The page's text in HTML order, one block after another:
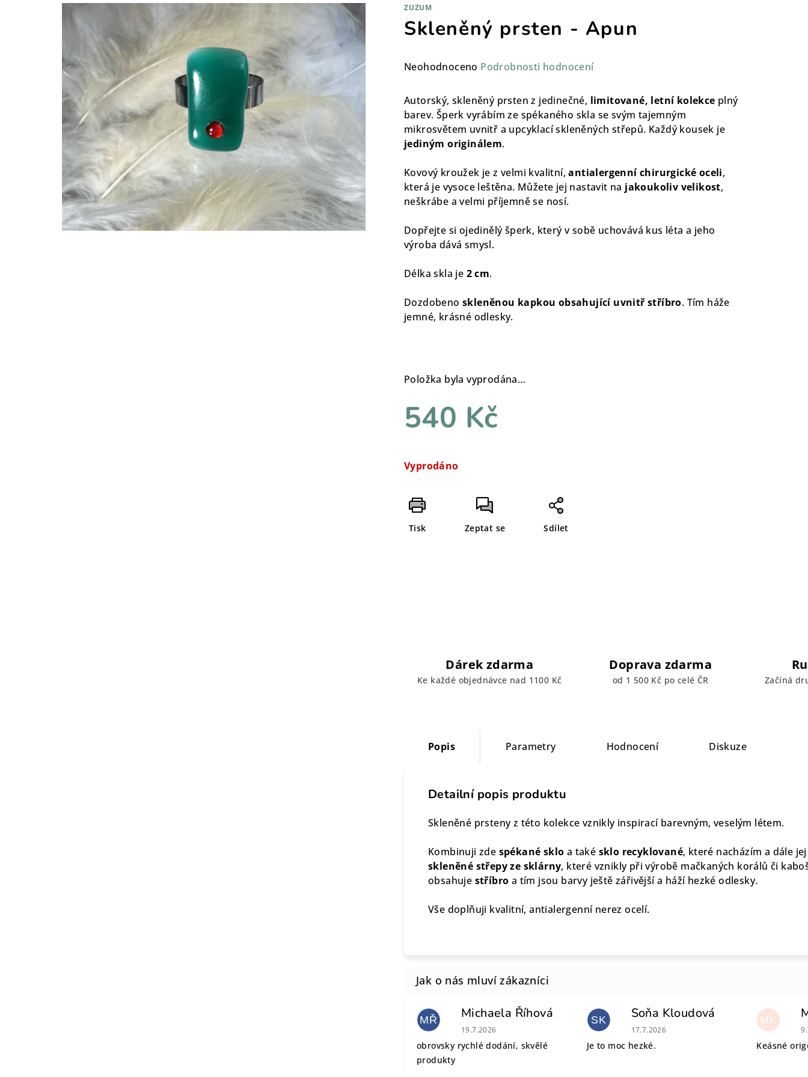
ZUZUM
Skleněný prsten - Apun
Průměrné
produktu
je
0,0
z
5
hvězdiček.
Neohodnoceno Podrobnosti hodnocení
Autorský, skleněný prsten z jedinečné, limitované, letní kolekce plný
barev. Šperk vyrábím ze spékaného skla se svým tajemným
mikrosvětem uvnitř a upcyklací skleněných střepů. Každý kousek je
jediným originálem.
Kovový kroužek je z velmi kvalitní,antialergenní chirurgické oceli,
která je vysoce leštěna. Můžete jej nastavit na jakoukoliv velikost,
neškrábe a velmi příjemně se nosí.
Dopřejte si ojedinělý šperk, který v sobě uchovává kus léta a jeho
výroba dává smysl.
Délka skla je 2 cm.
Dozdobeno skleněnou kapkou obsahující uvnitř stříbro. Tím háže
jemné, krásné odlesky.
Položka byla vyprodána…
540 Kč
cena:
Vyprodáno
Tisk Zeptat se Sdílet
Dárek zdarma
Ke každé objednávce nad 1100 Kč
Doprava zdarma
od 1 500 Kč po celé ČR Začíná
Popis Parametry Hodnocení Diskuze
Detailní popis produktu
Skleněné prsteny z této kolekce vznikly inspirací barevným, veselým létem.
Kombinuji zde spékané sklo a také sklo recyklované, které nacházím a dále
skleněné střepy ze sklárny, které vznikly při výrobě mačkaných korálů či
obsahuje stříbro a tím jsou barvy ještě zářivější a háží hezké odlesky.
Vše doplňuji kvalitní, antialergenní nerez ocelí.
MŘ Michaela Říhová
Hodnocení obchodu je 5 z 5 hvězdiček.
19.7.2026
obrovsky rychlé dodání, skvělé
produkty
SK Soňa Kloudová
Hodnocení obchodu je 5 z 5 hvězdiček.
17.7.2026
Je to moc hezké.
MK
Keásné